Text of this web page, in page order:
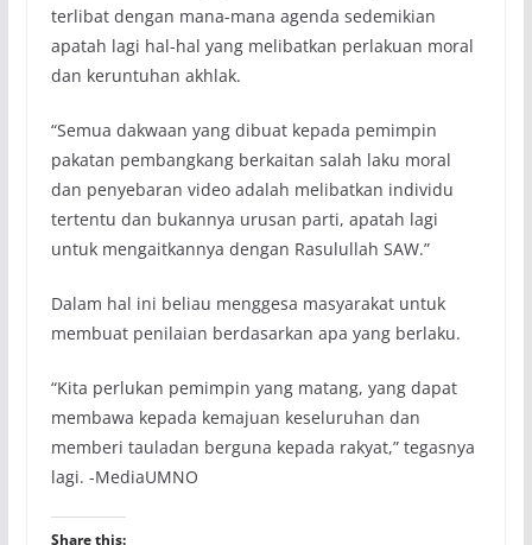
terlibat dengan mana-mana agenda sedemikian
apatah lagi hal-hal yang melibatkan perlakuan moral
dan keruntuhan akhlak.
“Semua dakwaan yang dibuat kepada pemimpin
pakatan pembangkang berkaitan salah laku moral
dan penyebaran video adalah melibatkan individu
tertentu dan bukannya urusan parti, apatah lagi
untuk mengaitkannya dengan Rasulullah SAW.”
Dalam hal ini beliau menggesa masyarakat untuk
membuat penilaian berdasarkan apa yang berlaku.
“Kita perlukan pemimpin yang matang, yang dapat
membawa kepada kemajuan keseluruhan dan
memberi tauladan berguna kepada rakyat,” tegasnya
lagi. -MediaUMNO
Share this: